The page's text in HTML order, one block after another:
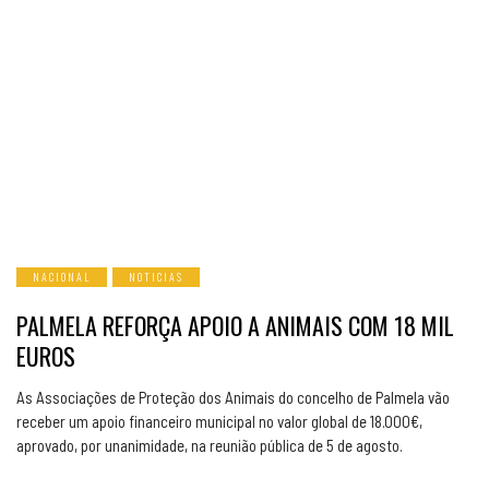
NACIONAL NOTICIAS
PALMELA REFORÇA APOIO A ANIMAIS COM 18 MIL
EUROS
As Associações de Proteção dos Animais do concelho de Palmela vão
receber um apoio financeiro municipal no valor global de 18.000€,
aprovado, por unanimidade, na reunião pública de 5 de agosto.